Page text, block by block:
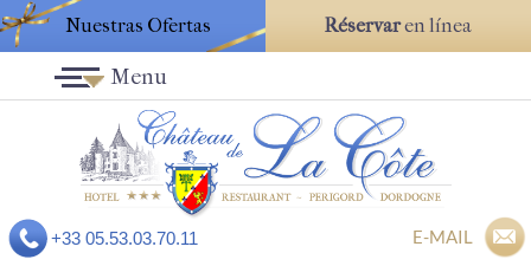
Nuestras Ofertas Réservaren línea
+33 05.53.03.70.11 E-MAIL
Menu